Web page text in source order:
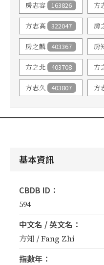
房志容 163826 方
方志高 322047 房
房之麟 403367 房
方之北 403708 方
方志久 403807 方
基本資訊
CBDB ID：
594
中文名 / 英文名：
方知 / Fang Zhi
指數年：